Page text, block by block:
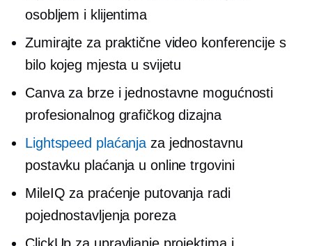
osobljem i klijentima
Zumirajte za praktične video konferencije s
bilo kojeg mjesta u svijetu
Canva za brze i jednostavne mogućnosti
profesionalnog grafičkog dizajna
Lightspeed plaćanja za jednostavnu
postavku plaćanja u online trgovini
MileIQ za praćenje putovanja radi
pojednostavljenja poreza